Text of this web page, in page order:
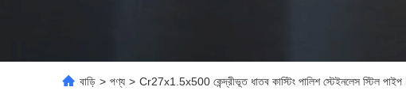
বাড়ি > পণ্য > Cr27x1.5x500 কেন্দ্রীভূত ধাতব কাস্টিং পালিশ স্টেইনলেস স্টিল